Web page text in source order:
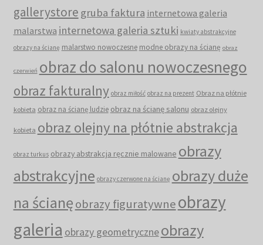
gallerystore gruba faktura internetowa galeria
malarstwa internetowa galeria sztuki kwiaty abstrakcyjne
obrazy na ścianę malarstwo nowoczesne modne obrazy na ścianę obraz
czerwień obraz do salonu nowoczesnego
obraz fakturalny obraz miłość obraz na prezent Obraz na płótnie
kobieta obraz na ścianę ludzie obraz na ścianę salonu obraz olejny
kobieta obraz olejny na płótnie abstrakcja
obraz turkus obrazy abstrakcja ręcznie malowane obrazy
abstrakcyjne obrazy czerwone na ścianę obrazy duże
na ścianęobrazy figuratywneobrazy
galeria obrazy geometryczneobrazy